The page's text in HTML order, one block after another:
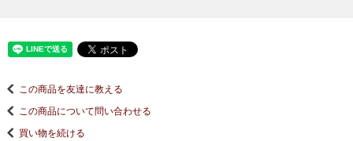
この商品を友達に教える
この商品について問い合わせる
買い物を続ける